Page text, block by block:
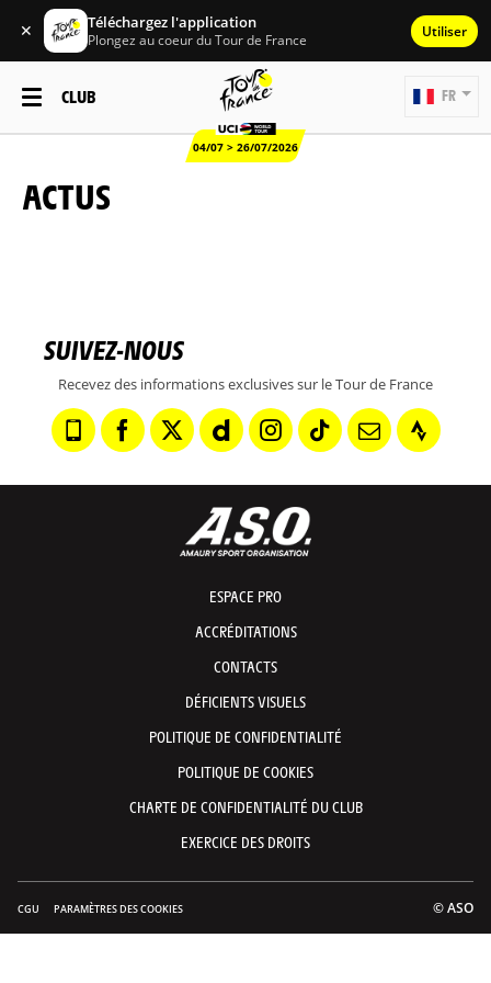
✕ Téléchargez l'application
Plongez au coeur du Tour de France Utiliser
CLUB
04/07 > 26/07/2026
FR
ACTUS
SUIVEZ-NOUS
Recevez des informations exclusives sur le Tour de France
ESPACE PRO
ACCRÉDITATIONS
CONTACTS
DÉFICIENTS VISUELS
POLITIQUE DE CONFIDENTIALITÉ
POLITIQUE DE COOKIES
CHARTE DE CONFIDENTIALITÉ DU CLUB
EXERCICE DES DROITS
CGU PARAMÈTRES DES COOKIES © ASO